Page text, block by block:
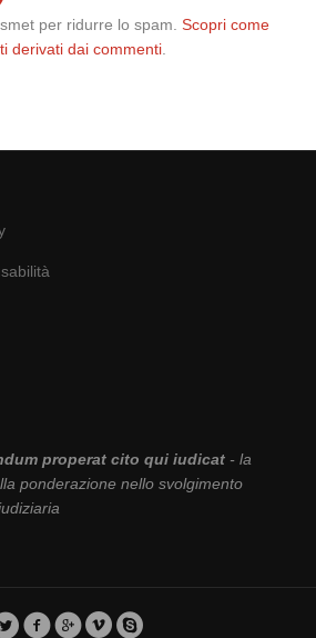
per ridurre lo spam.Scopri come
derivati dai commenti
properat cito qui iudicat- la
ponderazione nello svolgimento